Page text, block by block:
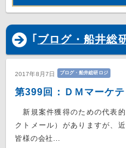
｢ ブログ・船井総
2017年8月7日 ブログ・船井総研ロジ
第399回：ＤＭマーケ
新規案件獲得のための代表
クトメール）がありますが、
皆様の会社...